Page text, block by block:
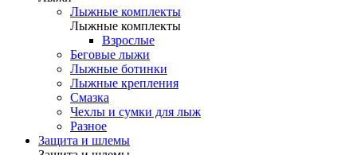
Лыжные комплекты
Лыжные комплекты
Взрослые
Беговые лыжи
Лыжные ботинки
Лыжные крепления
Смазка
Чехлы и сумки для лыж
Разное
Защита и шлемы